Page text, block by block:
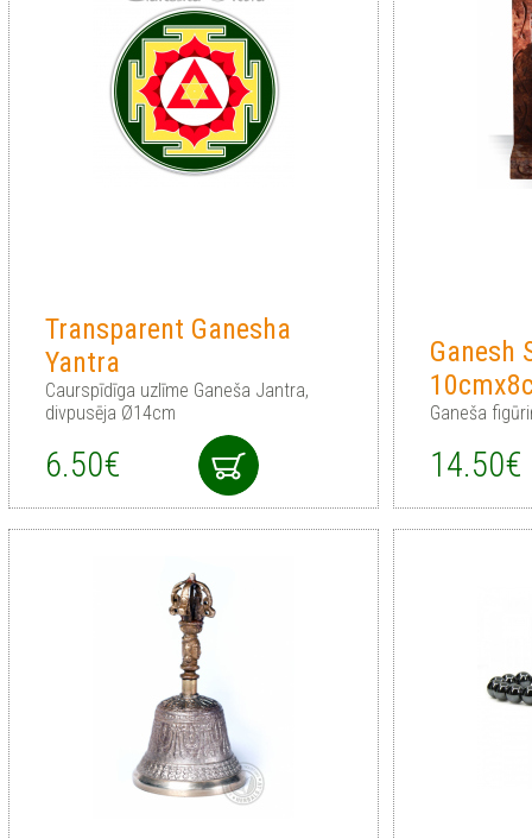
Transparent Ganesha
Yantra
Сaurspīdīga uzlīme Ganeša Jantra,
divpusēja Ø14cm
6.50€
Ganesh
Ganeša
14.50€